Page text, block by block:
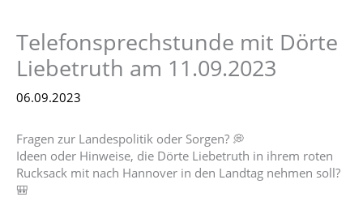
Telefonsprechstunde mit Dörte
Liebetruth am 11.09.2023
06.09.2023
Fragen zur Landespolitik oder Sorgen? 💭
Ideen oder Hinweise, die Dörte Liebetruth in ihrem roten
Rucksack mit nach Hannover in den Landtag nehmen soll?
🎒